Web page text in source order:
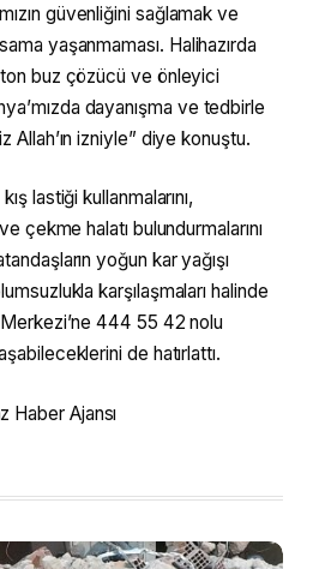
güvenliğini sağlamak ve
yaşanmaması. Halihazırda
buz çözücü ve önleyici
dayanışma ve tedbirle
Allah’ın izniyle” diye konuştu.
lastiği kullanmalarını,
çekme halatı bulundurmalarını
yoğun kar yağışı
karşılaşmaları halinde
Merkezi’ne 444 55 42 nolu
de hatırlattı.
Haber Ajansı